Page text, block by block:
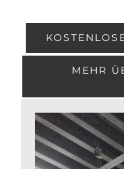
MEHR